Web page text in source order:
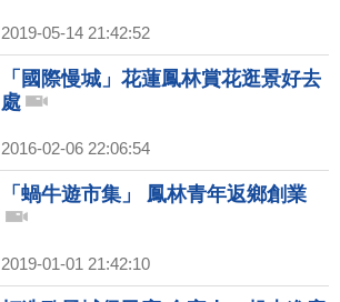
2019-05-14 21:42:52
「國際慢城」花蓮鳳林賞花逛景好去
處
2016-02-06 22:06:54
「蝸牛遊市集」 鳳林青年返鄉創業
2019-01-01 21:42:10